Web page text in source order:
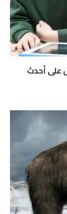
على أحدث